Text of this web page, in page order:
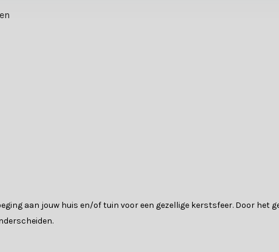
aan jouw huis en/of tuin voor een gezellige kerstsfeer. Door